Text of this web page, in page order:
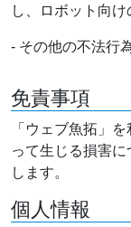
し、ロボット向
- その他の不法行
免責事項
「ウェブ魚拓」
って生じる損害
します。
個人情報